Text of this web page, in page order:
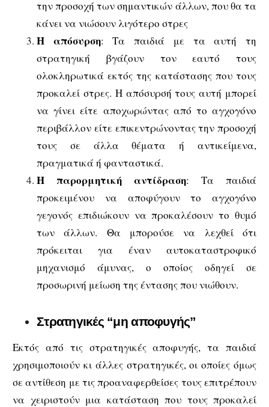
την προσοχή των σημαντικών άλλων, που θα τα
κάνει να νιώσουν λιγότερο στρες
Η απόσυρση: Τα παιδιά με τα αυτή τη
στρατηγική βγάζουν τον εαυτό τους
ολοκληρωτικά εκτός της κατάστασης που τους
προκαλεί στρες. Η απόσυρσή τους αυτή μπορεί
να γίνει είτε αποχωρώντας από το αγχογόνο
περιβάλλον είτε επικεντρώνοντας την προσοχή
τους σε άλλα θέματα ή αντικείμενα,
πραγματικά ή φανταστικά.
Η παρορμητική αντίδραση: Τα παιδιά
προκειμένου να αποφύγουν το αγχογόνο
γεγονός επιδιώκουν να προκαλέσουν το θυμό
των άλλων. Θα μπορούσε να λεχθεί ότι
πρόκειται για έναν αυτοκαταστροφικό
μηχανισμό άμυνας, ο οποίος οδηγεί σε
προσωρινή μείωση της έντασης που νιώθουν.
Στρατηγικές “μη αποφυγής”
Εκτός από τις στρατηγικές αποφυγής, τα παιδιά
χρησιμοποιούν κι άλλες στρατηγικές, οι οποίες όμως
σε αντίθεση με τις προαναφερθείσες τους επιτρέπουν
να χειριστούν μια κατάσταση που τους προκαλεί